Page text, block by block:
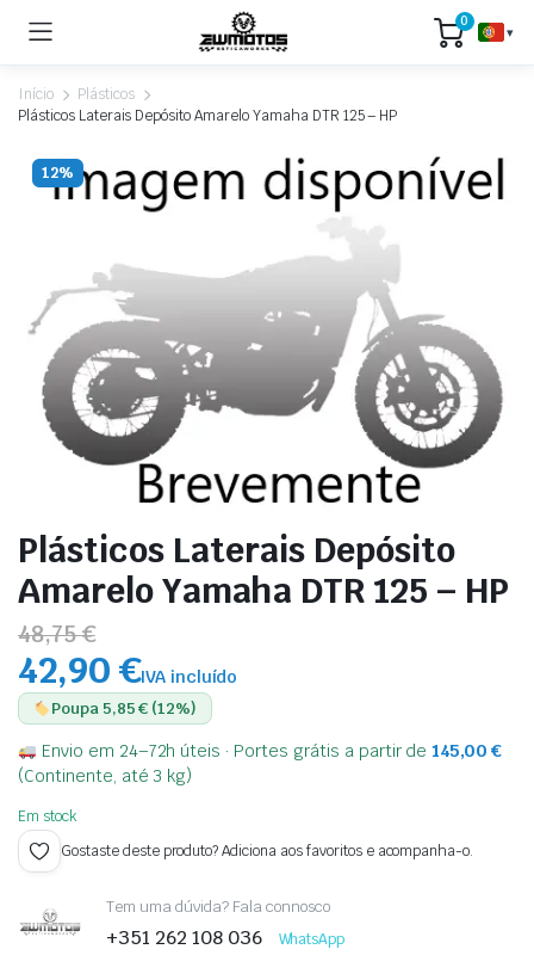
0
▾
Início
Plásticos
Plásticos Laterais Depósito Amarelo Yamaha DTR 125 – HP
12%
Plásticos Laterais Depósito
Amarelo Yamaha DTR 125 – HP
48,75 €
42,90 €IVA incluído
Poupa 5,85 € (12%)
Envio em 24–72h úteis · Portes grátis a partir de145,00 €
(Continente, até 3 kg)
Em stock
Gostaste deste produto? Adiciona aos favoritos e acompanha-o.
Tem uma dúvida? Fala connosco
+351 262 108 036 WhatsApp